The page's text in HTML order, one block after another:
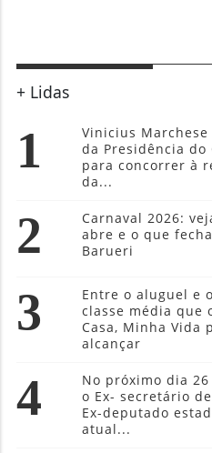
+ Lidas
1
Vinicius Marchese
da Presidência do
para concorrer à
da...
2
Carnaval 2026:
abre e o que
Barueri
3
Entre o aluguel e
classe média que
Casa, Minha Vida
alcançar
4
No próximo dia
o Ex- secretário
Ex-deputado
atual...